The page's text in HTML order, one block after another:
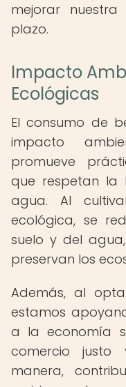
mejorar
plazo.
Impacto
Ecológicas
El consumo de
impacto
promueve
que respetan la
agua. Al
ecológica, se
suelo y del
preservan los
Además, al
estamos
a la economía
comercio justo
manera,